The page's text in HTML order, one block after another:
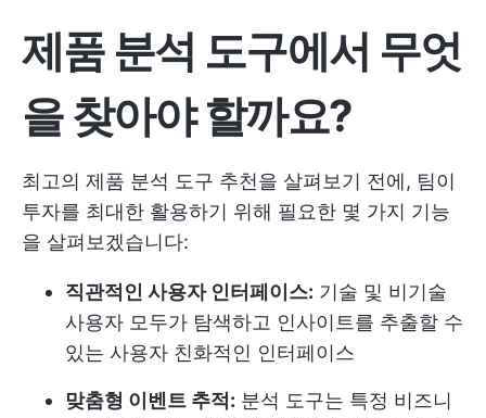
제품 분석 도구에서 무엇
을 찾아야 할까요?
최고의 제품 분석 도구 추천을 살펴보기 전에, 팀이
투자를 최대한 활용하기 위해 필요한 몇 가지 기능
을 살펴보겠습니다:
직관적인 사용자 인터페이스: 기술 및 비기술
사용자 모두가 탐색하고 인사이트를 추출할 수
있는 사용자 친화적인 인터페이스
맞춤형 이벤트 추적: 분석 도구는 특정 비즈니